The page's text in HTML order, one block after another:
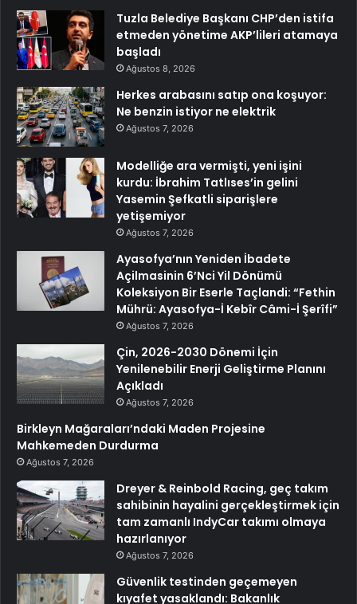
Tuzla Belediye Başkanı CHP’den istifa
etmeden yönetime AKP’lileri atamaya
başladı
Ağustos 8, 2026
Herkes arabasını satıp ona koşuyor:
Ne benzin istiyor ne elektrik
Ağustos 7, 2026
Modelliğe ara vermişti, yeni işini
kurdu: İbrahim Tatlıses’in gelini
Yasemin Şefkatli siparişlere
yetişemiyor
Ağustos 7, 2026
Ayasofya’nın Yeniden İbadete
Açilmasinin 6’Nci Yil Dönümü
Koleksiyon Bir Eserle Taçlandi: “Fethin
Mührü: Ayasofya-İ Kebîr Câmi-İ Şerîfi”
Ağustos 7, 2026
Çin, 2026-2030 Dönemi İçin
Yenilenebilir Enerji Geliştirme Planını
Açıkladı
Ağustos 7, 2026
Birkleyn Mağaraları’ndaki Maden Projesine
Mahkemeden Durdurma
Ağustos 7, 2026
Dreyer & Reinbold Racing, geç takım
sahibinin hayalini gerçekleştirmek için
tam zamanlı IndyCar takımı olmaya
hazırlanıyor
Ağustos 7, 2026
Güvenlik testinden geçemeyen
kıyafet yasaklandı: Bakanlık